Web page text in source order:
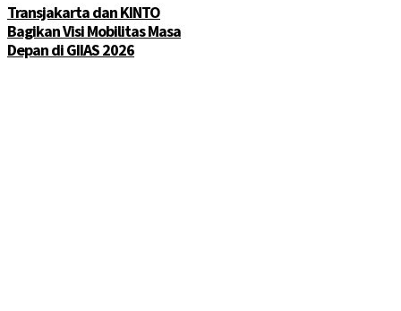
Transjakarta dan KINTO
Bagikan Visi Mobilitas Masa
Depan di GIIAS 2026